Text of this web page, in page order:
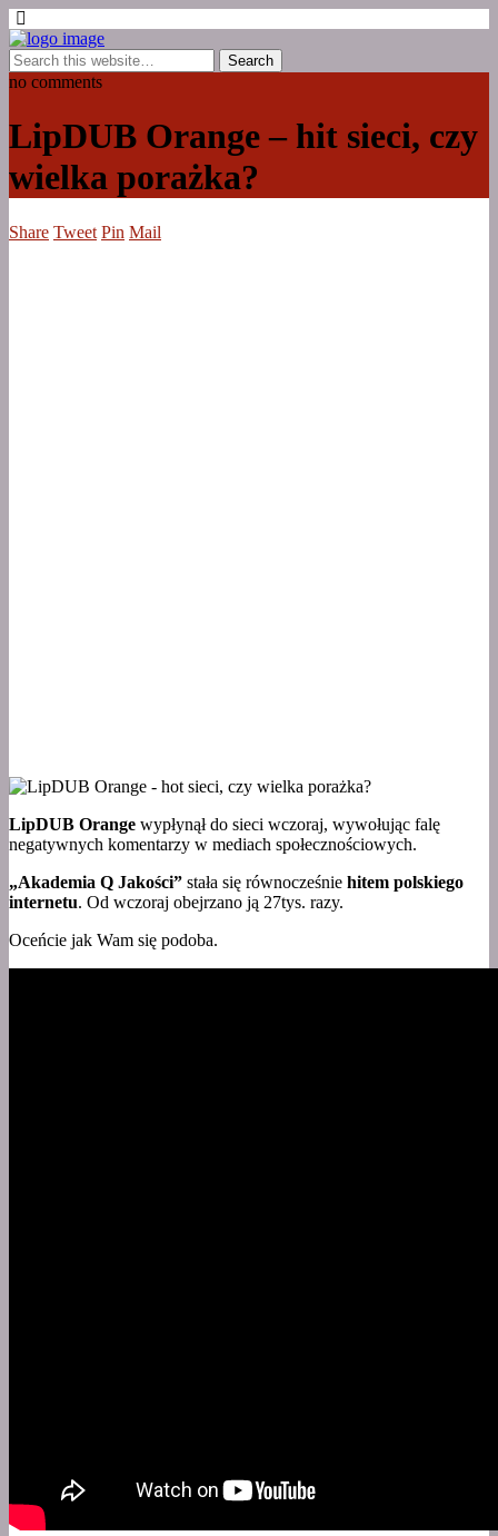
no comments
LipDUB Orange – hit sieci, czy
wielka porażka?
Share Tweet Pin Mail
LipDUB Orange wypłynął do sieci wczoraj, wywołując falę
negatywnych komentarzy w mediach społecznościowych.
„Akademia Q Jakości” stała się równocześnie hitem polskiego
internetu. Od wczoraj obejrzano ją 27tys. razy.
Oceńcie jak Wam się podoba.